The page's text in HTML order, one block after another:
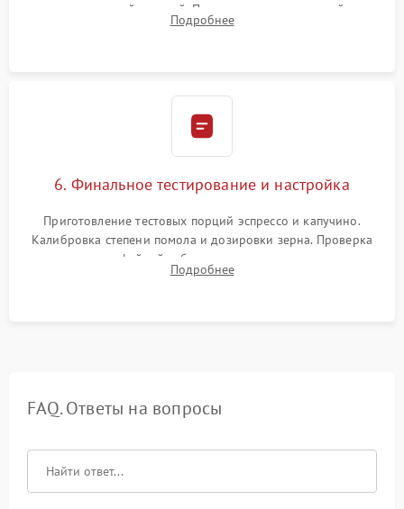
силиконовой смазкой. Проведение программной
декальцинации и очистки системы от кофейных масел.
Подробнее
6. Финальное тестирование и настройка
Приготовление тестовых порций эспрессо и капучино.
Калибровка степени помола и дозировки зерна. Проверка
плотности кофейной таблетки, температуры напитка и
качества молочной пены. Контроль отсутствия посторонних
Подробнее
FAQ. Ответы на вопросы